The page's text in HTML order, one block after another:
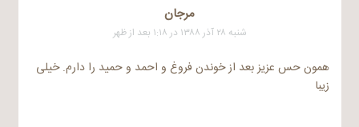
مرجان
شنبه ۲۸ آذر ۱۳۸۸ در ۱:۱۸ بعد از ظهر
همون حس عزیز بعد از خوندن فروغ و احمد و حمید را دارم. خیلی
زیبا